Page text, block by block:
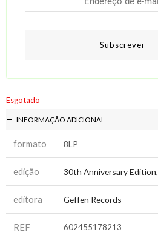
Subscrever
Esgotado
INFORMAÇÃO ADICIONAL
formato 8LP
edição 30th Anniversary Edition,
editora Geffen Records
REF 602455178213